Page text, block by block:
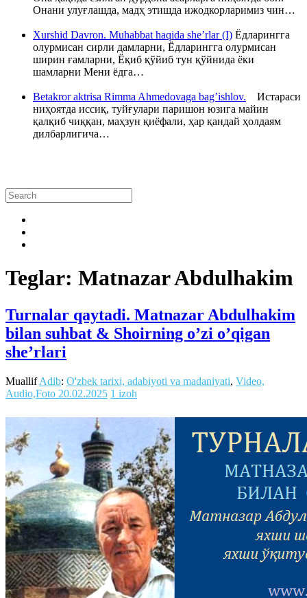
Онани улуғлашда, мадҳ этишда ижодкорларимиз чин…
Xurshid Davron. Muhabbat haqida she’rlar (I) Ёдларингга
олурмисан сирли дамларни, Ёдларингга олурмисан
ширин ғамларни, Ёқиб қўйиб тун қўйнида ёки
шамларни Мени ёдга…
Betakror aktrisa Rimma Ahmedovaga bag’ishlov. Истараси
ниҳоятда иссиқ, туйғулари паришон юзига майин
қалқиб чиққан, маҳзун қиёфали, ҳар қандай ҳолдаям
дилбарлигича…
Teglar: Matnazar Abdulhakim
Turnalar qaytadi. Matnazar Abdulhakim
bilan suhbat & Shoirning o’zi o’qigan
she’rlari
MuallifAdib: O'zbek tarixi, adabiyoti va madaniyati, Video,
Audio,Foto 20.02.2025 1 izoh